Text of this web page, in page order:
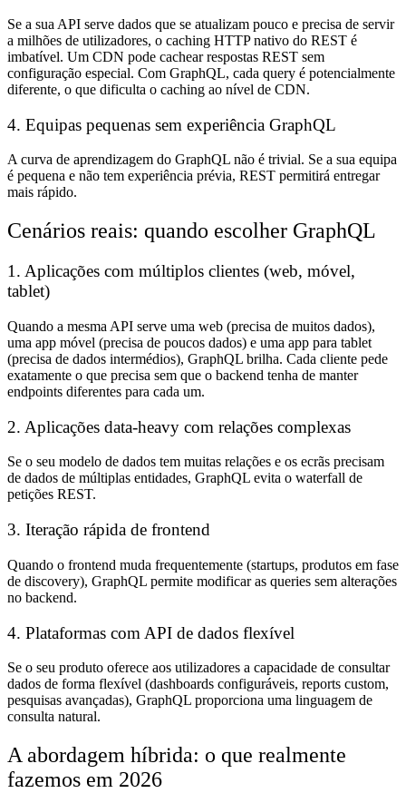
Se a sua API serve dados que se atualizam pouco e precisa de servir
a milhões de utilizadores, o caching HTTP nativo do REST é
imbatível. Um CDN pode cachear respostas REST sem
configuração especial. Com GraphQL, cada query é potencialmente
diferente, o que dificulta o caching ao nível de CDN.
4. Equipas pequenas sem experiência GraphQL
A curva de aprendizagem do GraphQL não é trivial. Se a sua equipa
é pequena e não tem experiência prévia, REST permitirá entregar
mais rápido.
Cenários reais: quando escolher GraphQL
1. Aplicações com múltiplos clientes (web, móvel,
tablet)
Quando a mesma API serve uma web (precisa de muitos dados),
uma app móvel (precisa de poucos dados) e uma app para tablet
(precisa de dados intermédios), GraphQL brilha. Cada cliente pede
exatamente o que precisa sem que o backend tenha de manter
endpoints diferentes para cada um.
2. Aplicações data-heavy com relações complexas
Se o seu modelo de dados tem muitas relações e os ecrãs precisam
de dados de múltiplas entidades, GraphQL evita o waterfall de
petições REST.
3. Iteração rápida de frontend
Quando o frontend muda frequentemente (startups, produtos em fase
de discovery), GraphQL permite modificar as queries sem alterações
no backend.
4. Plataformas com API de dados flexível
Se o seu produto oferece aos utilizadores a capacidade de consultar
dados de forma flexível (dashboards configuráveis, reports custom,
pesquisas avançadas), GraphQL proporciona uma linguagem de
consulta natural.
A abordagem híbrida: o que realmente
fazemos em 2026